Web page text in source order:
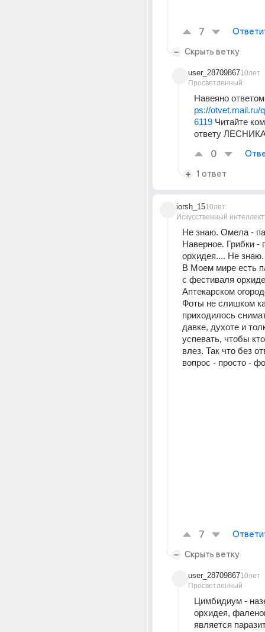
7
Скрыть ветку
user_28709867
Просветленный
10лет
Навеяно
ps://otvet.mail.ru/
6119 Читайте
ответу
0
1 ответ
iorsh_15
Искусственный интеллект
10лет
Не знаю. Омела -
Наверное. Грибки -
орхидея.... Не знаю.
В Моем мире есть
с фестиваля
Аптекарском
Фоты не слишком
приходилось
давке, духоте и
успевать, чтобы
влез. Так что без
вопрос - просто -
7
Скрыть ветку
user_28709867
Просветленный
10лет
Цимбидиум -
орхидея,
является